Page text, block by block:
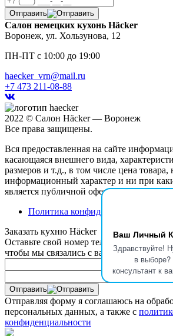
Ваш Личный
Здравствуйте!
в
консультант к
Отправить
Салон немецких кухонь Häcker
Воронеж, ул. Хользунова, 12
ПН-ПТ с 10:00 до 19:00
haecker_vrn@mail.ru
+7 473 211-08-88
2022 © Салон Häcker — Воронеж
Все права защищены.
Вся предоставленная на сайте
касающаяся внешнего вида,
размеров и т.д., в том числе цена товара,
информационный характер и ни при
является публичной офертой.
Политика конфиденциальности
Заказать кухню Häcker
Оставьте свой номер телефона,
чтобы мы связались с вами
Ваше имя
Номер
Отправить
Отправляя форму я соглашаюсь на
персональных данных, а также с
конфиденциальности